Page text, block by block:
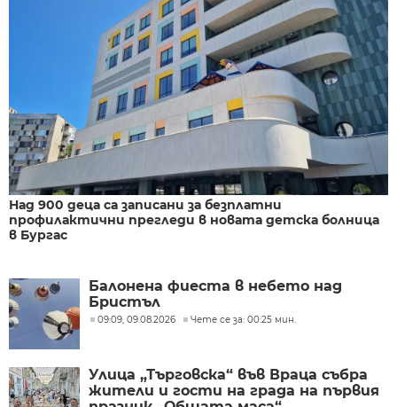
Над 900 деца са записани за безплатни
профилактични прегледи в новата детска болница
в Бургас
Балонена фиеста в небето над
Бристъл
09:09, 09.08.2026 Чете се за: 00:25 мин.
Улица „Търговска“ във Враца събра
жители и гости на града на първия